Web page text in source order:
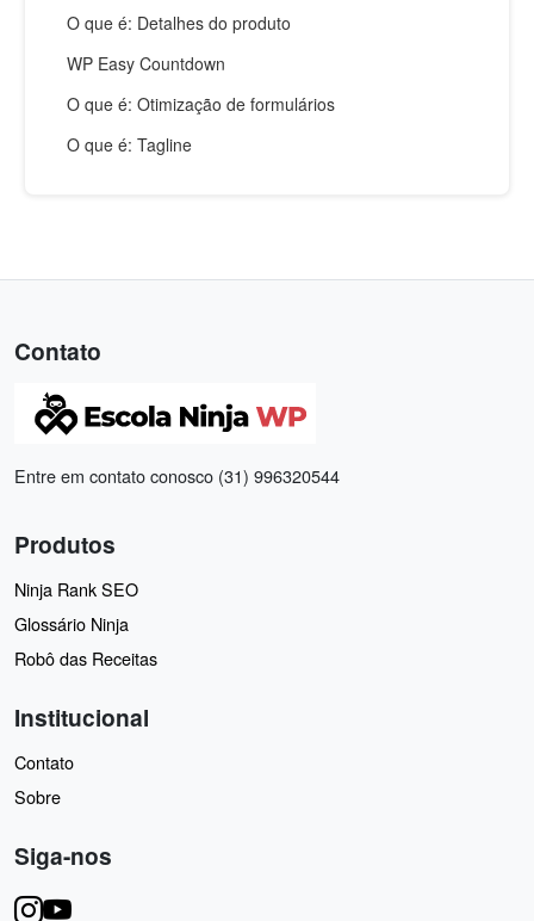
O que é: Detalhes do produto
WP Easy Countdown
O que é: Otimização de formulários
O que é: Tagline
Contato
Entre em contato conosco (31) 996320544
Produtos
Ninja Rank SEO
Glossário Ninja
Robô das Receitas
Institucional
Contato
Sobre
Siga-nos